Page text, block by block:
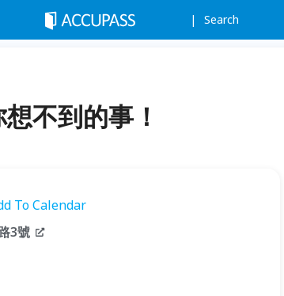
Search
不到的事！
To Calendar
3號